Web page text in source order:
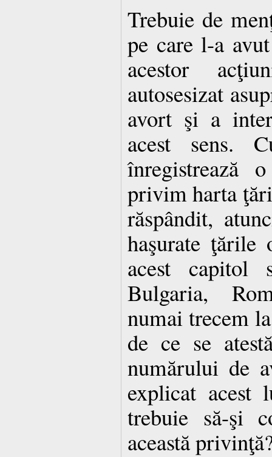
Trebuie de
pe care l-a
acestor
autosesizat
avort şi a
acest sens.
înregistrează
privim harta
răspândit,
haşurate
acest capitol
Bulgaria,
numai trecem
de ce se
numărului de
explicat acest
trebuie să-şi
această